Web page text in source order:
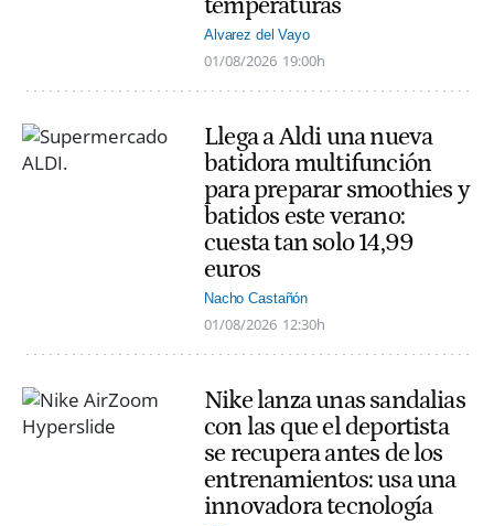
Alvarez del Vayo
01/08/2026 19:00h
Llega a Aldi una nueva
batidora multifunción
para preparar smoothies y
batidos este verano:
cuesta tan solo 14,99
euros
Nacho Castañón
01/08/2026 12:30h
Nike lanza unas sandalias
con las que el deportista
se recupera antes de los
entrenamientos: usa una
innovadora tecnología